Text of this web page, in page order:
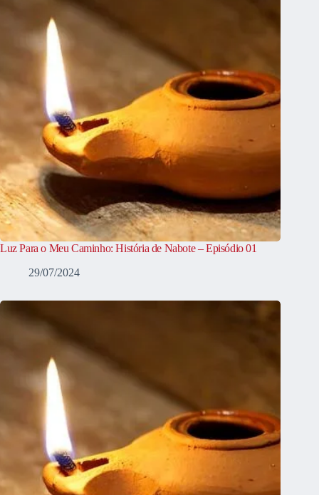
Luz Para o Meu Caminho: História de Nabote – Episódio 01
29/07/2024